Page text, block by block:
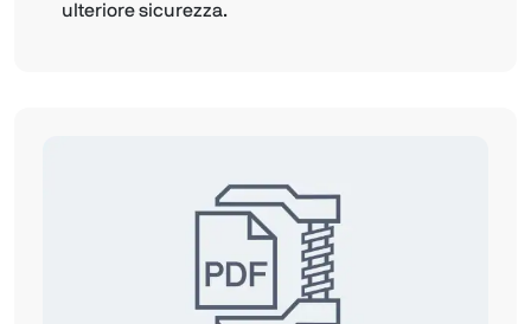
ulteriore sicurezza.